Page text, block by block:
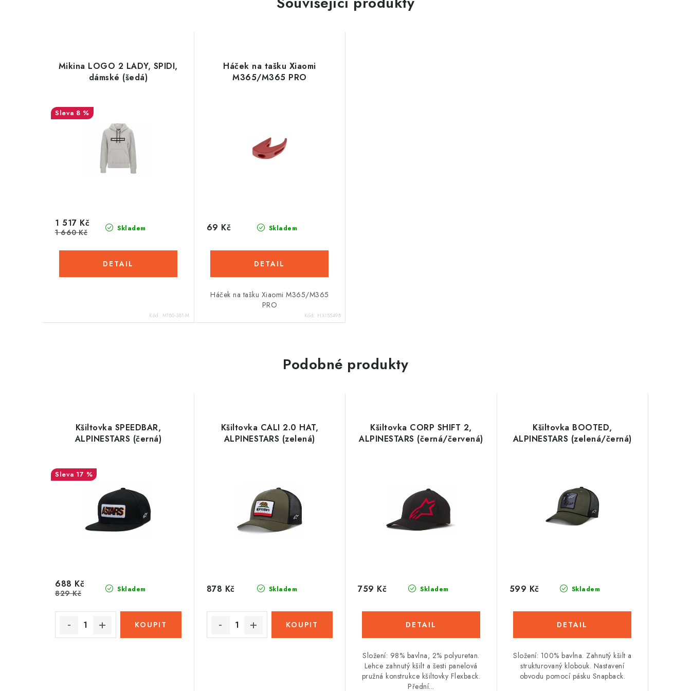
Mikina LOGO 2 LADY, SPIDI,
dámské (šedá)
8 %
Skladem
1 517 Kč
1 660 Kč
Kód: M180-381-M
Háček na tašku Xiaomi
M365/M365 PRO
Skladem
69 Kč
Háček na tašku Xiaomi M365/M365
PRO
Kód: HXI5549B
Podobné produkty
Kšiltovka SPEEDBAR,
ALPINESTARS (černá)
17 %
Skladem
688 Kč
829 Kč
Kšiltovka CALI 2.0 HAT,
ALPINESTARS (zelená)
Skladem
878 Kč
Kšiltovka CORP SHIFT 2,
ALPINESTARS (černá/červená)
Skladem
759 Kč
Složení: 98% bavlna, 2% polyuretan.
Lehce zahnutý kšilt a šesti panelová
pružná konstrukce kšiltovky Flexback.
Přední...
Kšiltovka BOOTED,
ALPINESTARS (zelená/černá)
Skladem
599 Kč
Složení: 100% bavlna. Zahnutý kšilt a
strukturovaný klobouk. Nastavení
obvodu pomocí pásku Snapback.